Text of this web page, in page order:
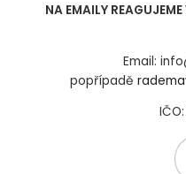
NA EMAILY
Email:
popřípadě